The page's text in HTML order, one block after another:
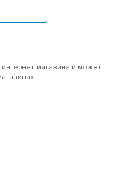
магазина и может